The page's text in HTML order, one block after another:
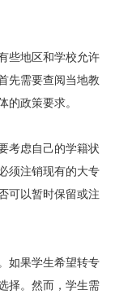
些地区和学校允许
先需要查阅当地教
的政策要求。
考虑自己的学籍状
须注销现有的大专
可以暂时保留或注
如果学生希望转专
择。然而，学生需